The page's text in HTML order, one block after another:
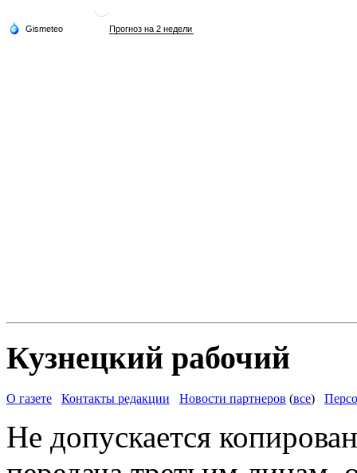
Кузнецкий рабочий
О газете Контакты редакции Новости партнеров (все)
Не допускается